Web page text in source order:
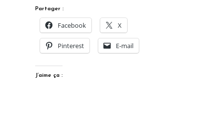
Partager :
Facebook X
Pinterest E-mail
J’aime ça :